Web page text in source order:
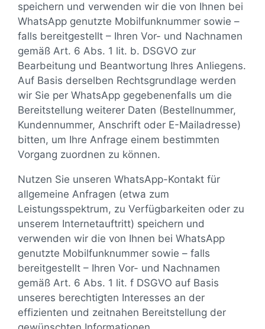
speichern und verwenden wir die von Ihnen bei
WhatsApp genutzte Mobilfunknummer sowie –
falls bereitgestellt – Ihren Vor- und Nachnamen
gemäß Art. 6 Abs. 1 lit. b. DSGVO zur
Bearbeitung und Beantwortung Ihres Anliegens.
Auf Basis derselben Rechtsgrundlage werden
wir Sie per WhatsApp gegebenenfalls um die
Bereitstellung weiterer Daten (Bestellnummer,
Kundennummer, Anschrift oder E-Mailadresse)
bitten, um Ihre Anfrage einem bestimmten
Vorgang zuordnen zu können.
Nutzen Sie unseren WhatsApp-Kontakt für
allgemeine Anfragen (etwa zum
Leistungsspektrum, zu Verfügbarkeiten oder zu
unserem Internetauftritt) speichern und
verwenden wir die von Ihnen bei WhatsApp
genutzte Mobilfunknummer sowie – falls
bereitgestellt – Ihren Vor- und Nachnamen
gemäß Art. 6 Abs. 1 lit. f DSGVO auf Basis
unseres berechtigten Interesses an der
effizienten und zeitnahen Bereitstellung der